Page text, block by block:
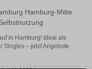
Hamburg-Mitte
in Hamburg! Ideal als
Singles – jetzt Angebote